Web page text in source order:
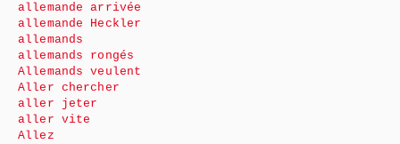
allemande arrivée
allemande Heckler
allemands
allemands rongés
Allemands veulent
Aller chercher
aller jeter
aller vite
Allez